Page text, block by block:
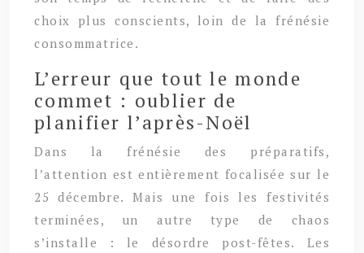
choix plus conscients, loin de la frénésie
consommatrice.
L’erreur que tout le monde
commet : oublier de
planifier l’après-Noël
Dans la frénésie des préparatifs,
l’attention est entièrement focalisée sur le
25 décembre. Mais une fois les festivités
terminées, un autre type de chaos
s’installe : le désordre post-fêtes. Les